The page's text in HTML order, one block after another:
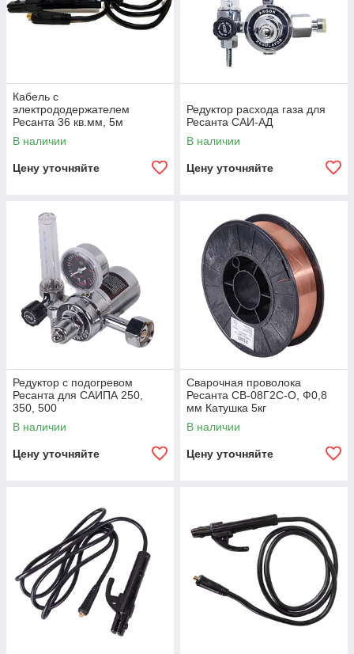
Кабель с
электрододержателем
Ресанта 36 кв.мм, 5м
В наличии
Цену уточняйте
Редуктор расхода газа для
Ресанта САИ-АД
В наличии
Цену уточняйте
Редуктор с подогревом
Ресанта для САИПА 250,
350, 500
В наличии
Цену уточняйте
Сварочная проволока
Ресанта СВ-08Г2С-O, Ф0,8
мм Катушка 5кг
В наличии
Цену уточняйте